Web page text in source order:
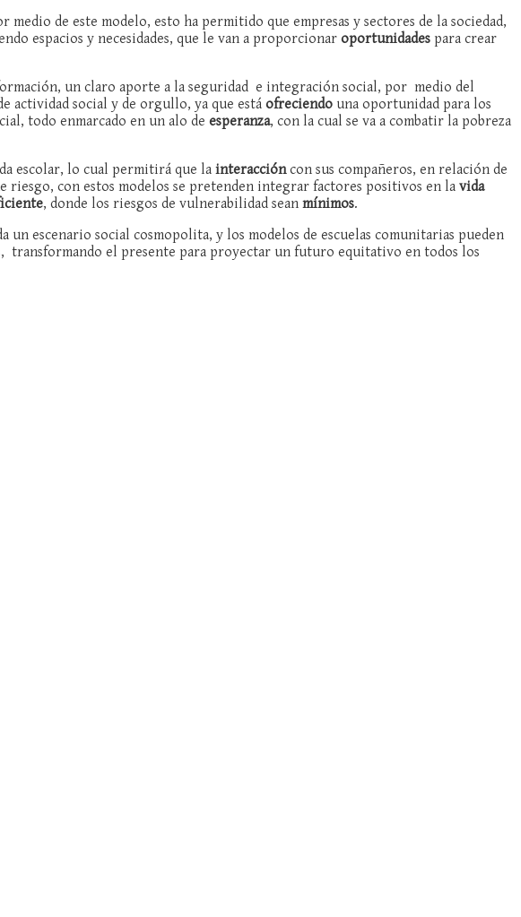
medio de este modelo, esto ha permitido que empresas y sectores de la sociedad,
espacios y necesidades, que le van a proporcionar oportunidades para crear
un claro aporte a la seguridad e integración social, por medio del
actividad social y de orgullo, ya que está ofreciendo una oportunidad para los
todo enmarcado en un alo de esperanza, con la cual se va a combatir la pobreza
escolar, lo cual permitirá que la interaccióncon sus compañeros, en relación de
riesgo, con estos modelos se pretenden integrar factores positivos en la vida
, donde los riesgos de vulnerabilidad sean mínimos.
escenario social cosmopolita, y los modelos de escuelas comunitarias pueden
transformando el presente para proyectar un futuro equitativo en todos los